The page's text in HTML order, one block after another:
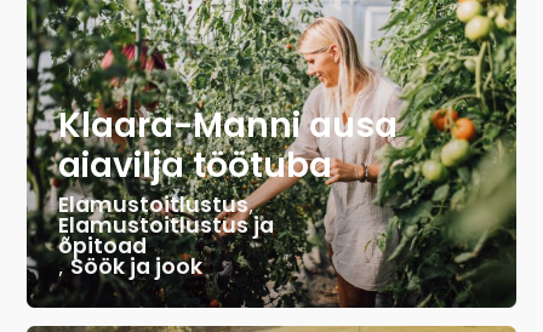
Klaara-Manni ausa
aiavilja töötuba
Elamustoitlustus,
Elamustoitlustus ja
õpitoad
,Söök ja jook